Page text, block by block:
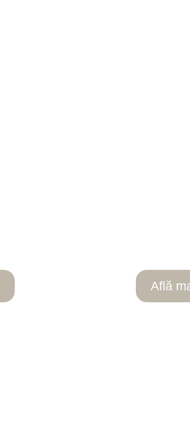
Află